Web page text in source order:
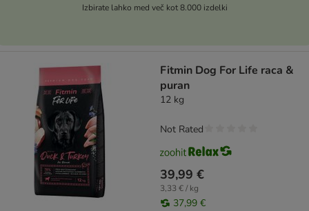
Izbirate lahko med več kot 8.000 izdelki
Fitmin Dog For Life raca &
puran
12 kg
39,99 €
3,33 € / kg
37,99 €
Not Rated